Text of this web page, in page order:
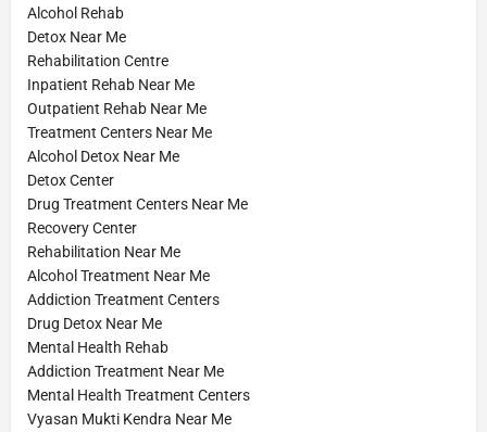
Alcohol Rehab
Detox Near Me
Rehabilitation Centre
Inpatient Rehab Near Me
Outpatient Rehab Near Me
Treatment Centers Near Me
Alcohol Detox Near Me
Detox Center
Drug Treatment Centers Near Me
Recovery Center
Rehabilitation Near Me
Alcohol Treatment Near Me
Addiction Treatment Centers
Drug Detox Near Me
Mental Health Rehab
Addiction Treatment Near Me
Mental Health Treatment Centers
Vyasan Mukti Kendra Near Me